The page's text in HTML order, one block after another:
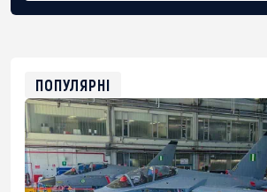
ПОПУЛЯРНІ